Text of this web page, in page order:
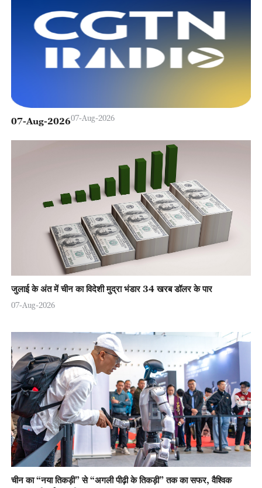
07-Aug-202607-Aug-2026
जुलाई के अंत में चीन का विदेशी मुद्रा भंडार 34 खरब डॉलर के पार
07-Aug-2026
चीन का “नया तिकड़ी” से “अगली पीढ़ी के तिकड़ी” तक का सफर, वैश्विक